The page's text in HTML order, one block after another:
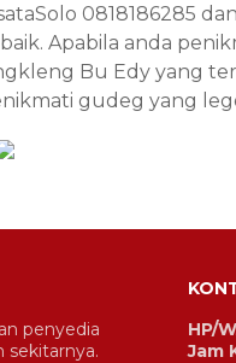
0818186285 dan
Apabila anda
Bu Edy yang
gudeg yang
penyedia
sekitarnya.
HP/
Jam